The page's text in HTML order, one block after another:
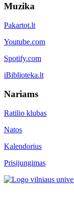
Muzika
Pakartot.lt
Youtube.com
Spotify.com
iBiblioteka.lt
Nariams
Ratilio klubas
Natos
Kalendorius
Prisijungimas